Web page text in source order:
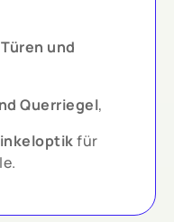
und
Querriegel,
für